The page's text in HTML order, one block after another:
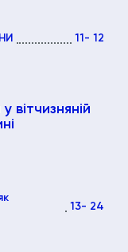
11 - 12
вітчизняній
13- 24